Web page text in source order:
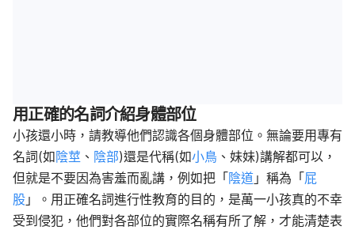
用正確的名詞介紹身體部位
小孩還小時，請教導他們認識各個身體部位。無論要用專有
名詞(如陰莖 、 陰部)還是代稱(如小鳥 、妹妹)講解都可以，
但就是不要因為害羞而亂講，例如把「 陰道 」稱為「 屁
股 」。用正確名詞進行性教育的目的，是萬一小孩真的不幸
受到侵犯，他們對各部位的實際名稱有所了解，才能清楚表